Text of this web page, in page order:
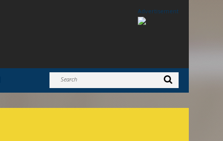
Advertisement